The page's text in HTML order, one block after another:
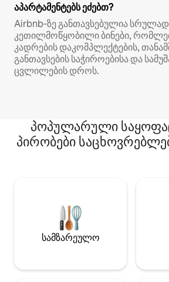
აპარტამენტებს ეძებთ?
Airbnb‑ზე განთავსებულია სრულად
კეთილმოწყობილი ბინები,
კადრების დაკომპლექტების,
განთავსების საჭიროებისა და
ცვლილების დროს.
პოპულარული
პირობები
სამზარეულო